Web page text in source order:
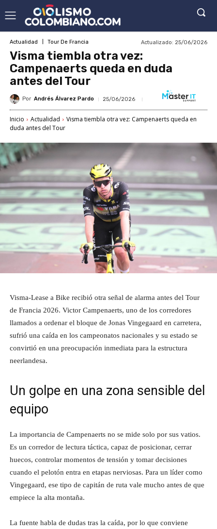
Actualidad Tour De Francia Actualizado: 25/06/2026
Visma tiembla otra vez:
Campenaerts queda en duda
antes del Tour
Por Andrés Álvarez Pardo 25/06/2026
Inicio Actualidad
Visma tiembla otra vez: Campenaerts queda en
duda antes del Tour
Visma-Lease a Bike recibió otra señal de alarma antes del Tour
de Francia 2026. Victor Campenaerts, uno de los corredores
llamados a ordenar el bloque de Jonas Vingegaard en carretera,
sufrió una caída en los campeonatos nacionales y su estado se
convirtió en una preocupación inmediata para la estructura
neerlandesa.
Un golpe en una zona sensible del
equipo
La importancia de Campenaerts no se mide solo por sus vatios.
Es un corredor de lectura táctica, capaz de posicionar, cerrar
huecos, controlar momentos de tensión y tomar decisiones
cuando el pelotón entra en etapas nerviosas. Para un líder como
Vingegaard, ese tipo de capitán de ruta vale mucho antes de que
empiece la alta montaña.
La fuente habla de dudas tras la caída, por lo que conviene